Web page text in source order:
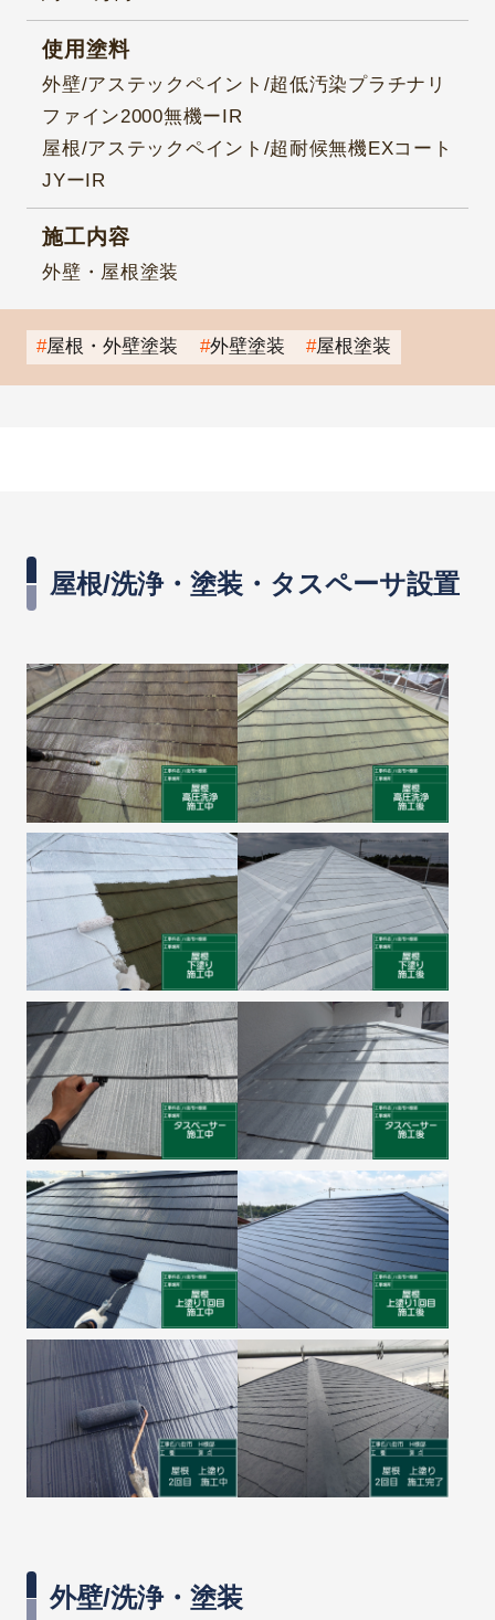
使用塗料
外壁/アステックペイント/超低汚染プラチナリ
ファイン2000無機ーIR
屋根/アステックペイント/超耐候無機EXコート
JYーIR
施工内容
外壁・屋根塗装
屋根・外壁塗装 外壁塗装 屋根塗装
屋根/洗浄・塗装・タスペーサ設置
外壁/洗浄・塗装